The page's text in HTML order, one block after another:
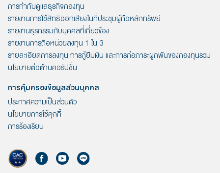
การกำกับดูแลธุรกิจกองทุน
รายงานการใช้สิทธิออกเสียงในที่ประชุมผู้ถือหลักทรัพย์
รายงานธุรกรรมกับบุคคลที่เกี่ยวข้อง
รายงานการถือหน่วยลงทุน 1 ใน 3
รายละเอียดการลงทุน การกู้ยืมเงิน และการก่อภาระผูกพันของกองทุนรวม
นโยบายต่อต้านคอรัปชั่น
การคุ้มครองข้อมูลส่วนบุคคล
ประกาศความเป็นส่วนตัว
นโยบายการใช้คุกกี้
การร้องเรียน